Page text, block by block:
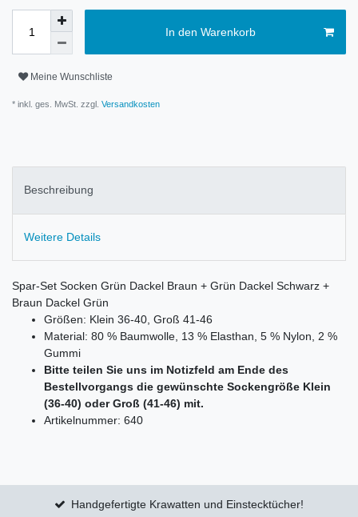
In den Warenkorb
Meine Wunschliste
* inkl. ges. MwSt. zzgl. Versandkosten
Beschreibung
Weitere Details
Spar-Set Socken Grün Dackel Braun + Grün Dackel Schwarz +
Braun Dackel Grün
Größen: Klein 36-40, Groß 41-46
Material: 80 % Baumwolle, 13 % Elasthan, 5 % Nylon, 2 %
Gummi
Bitte teilen Sie uns im Notizfeld am Ende des
Bestellvorgangs die gewünschte Sockengröße Klein
(36-40) oder Groß (41-46) mit.
Artikelnummer: 640
Handgefertigte Krawatten und Einstecktücher!